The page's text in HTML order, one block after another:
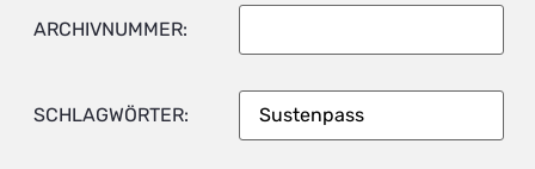
ARCHIVNUMMER:
SCHLAGWÖRTER: